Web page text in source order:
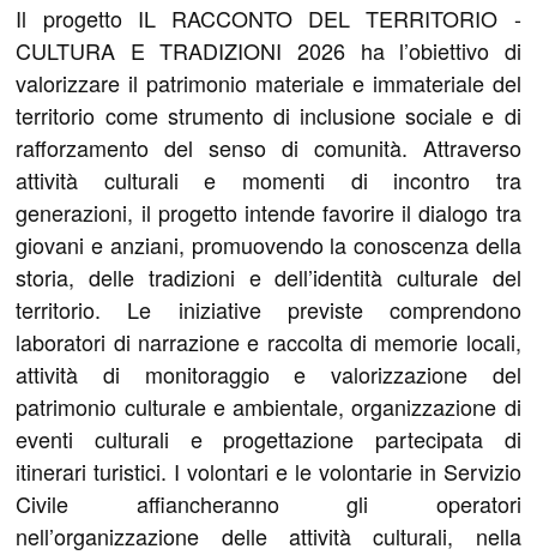
Il progetto IL RACCONTO DEL TERRITORIO -
CULTURA E TRADIZIONI 2026 ha l’obiettivo di
valorizzare il patrimonio materiale e immateriale del
territorio come strumento di inclusione sociale e di
rafforzamento del senso di comunità. Attraverso
attività culturali e momenti di incontro tra
generazioni, il progetto intende favorire il dialogo tra
giovani e anziani, promuovendo la conoscenza della
storia, delle tradizioni e dell’identità culturale del
territorio. Le iniziative previste comprendono
laboratori di narrazione e raccolta di memorie locali,
attività di monitoraggio e valorizzazione del
patrimonio culturale e ambientale, organizzazione di
eventi culturali e progettazione partecipata di
itinerari turistici. I volontari e le volontarie in Servizio
Civile affiancheranno gli operatori
nell’organizzazione delle attività culturali, nella